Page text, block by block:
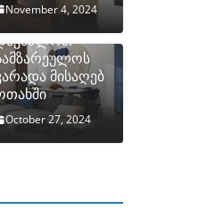
November 4, 2024
მისაღებ
October 27, 2024